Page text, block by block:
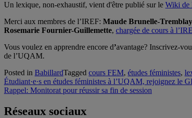
Un lexique, non-exhaustif, vient d'être publié sur le Wiki de
Merci aux membres de l’IREF: Maude Brunelle-Tremblay
Rosemarie Fournier-Guillemette, chargée de cours à
Vous voulez en apprendre encore d’avantage? Inscrivez-
de l’UQAM.
Posted in BabillardTagged cours FEM, études féministes,
Navigation
de
l'article
Étudiant·e·s en études féministes à l’UQAM, rejoignez le
Rappel: Monitorat pour réussir sa fin de session
Réseaux sociaux